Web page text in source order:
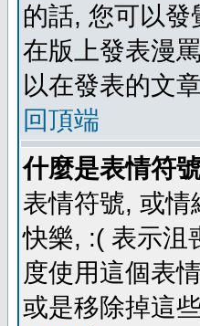
的話, 您可以
在版上發表漫
以在發表的文
回頂端
什麼是表情符
表情符號, 或情
快樂, :( 表示沮
度使用這個表
或是移除掉這